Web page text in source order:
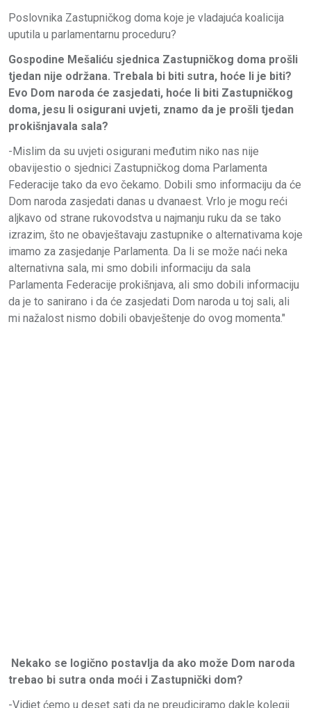
Poslovnika Zastupničkog doma koje je vladajuća koalicija
uputila u parlamentarnu proceduru?
Gospodine Mešaliću sjednica Zastupničkog doma prošli
tjedan nije održana. Trebala bi biti sutra, hoće li je biti?
Evo Dom naroda će zasjedati, hoće li biti Zastupničkog
doma, jesu li osigurani uvjeti, znamo da je prošli tjedan
prokišnjavala sala?
-Mislim da su uvjeti osigurani međutim niko nas nije
obavijestio o sjednici Zastupničkog doma Parlamenta
Federacije tako da evo čekamo. Dobili smo informaciju da će
Dom naroda zasjedati danas u dvanaest. Vrlo je mogu reći
aljkavo od strane rukovodstva u najmanju ruku da se tako
izrazim, što ne obavještavaju zastupnike o alternativama koje
imamo za zasjedanje Parlamenta. Da li se može naći neka
alternativna sala, mi smo dobili informaciju da sala
Parlamenta Federacije prokišnjava, ali smo dobili informaciju
da je to sanirano i da će zasjedati Dom naroda u toj sali, ali
mi nažalost nismo dobili obavještenje do ovog momenta."
Nekako se logično postavlja da ako može Dom naroda
trebao bi sutra onda moći i Zastupnički dom?
-Vidjet ćemo u deset sati da ne preudiciramo dakle kolegij